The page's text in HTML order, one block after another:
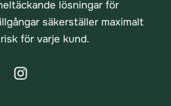
lösningar för
säkerställer maximalt
för varje kund.